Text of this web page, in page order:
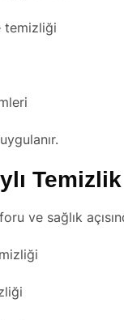
temizliği
Temizlik
ve sağlık